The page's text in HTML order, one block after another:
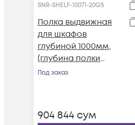
SNR-SHELF-10071-20GS
Полка выдвижная
для шкафов
глубиной 1000мм,
(глубина полки
710мм)
10071-20GS
Под заказ
904 844 сум